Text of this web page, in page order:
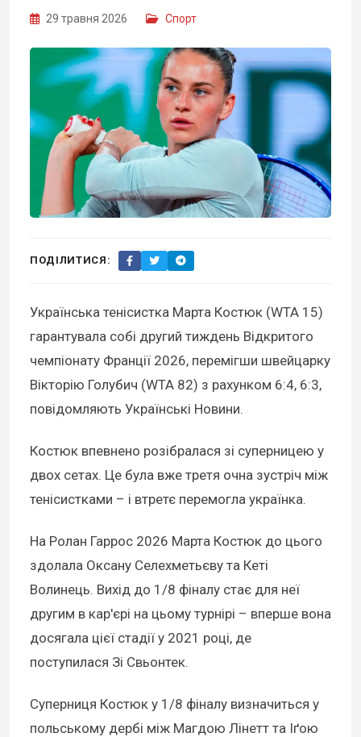
29 травня 2026 Спорт
ПОДІЛИТИСЯ:
Українська тенісистка Марта Костюк (WTA 15)
гарантувала собі другий тиждень Відкритого
чемпіонату Франції 2026, перемігши швейцарку
Вікторію Голубич (WTA 82) з рахунком 6:4, 6:3,
повідомляють Українські Новини.
Костюк впевнено розібралася зі суперницею у
двох сетах. Це була вже третя очна зустріч між
тенісистками – і втретє перемогла українка.
На Ролан Гаррос 2026 Марта Костюк до цього
здолала Оксану Селехметьєву та Кеті
Волинець. Вихід до 1/8 фіналу стає для неї
другим в кар'єрі на цьому турнірі – вперше вона
досягала цієї стадії у 2021 році, де
поступилася Зі Свьонтек.
Суперниця Костюк у 1/8 фіналу визначиться у
польському дербі між Магдою Лінетт та Іґою